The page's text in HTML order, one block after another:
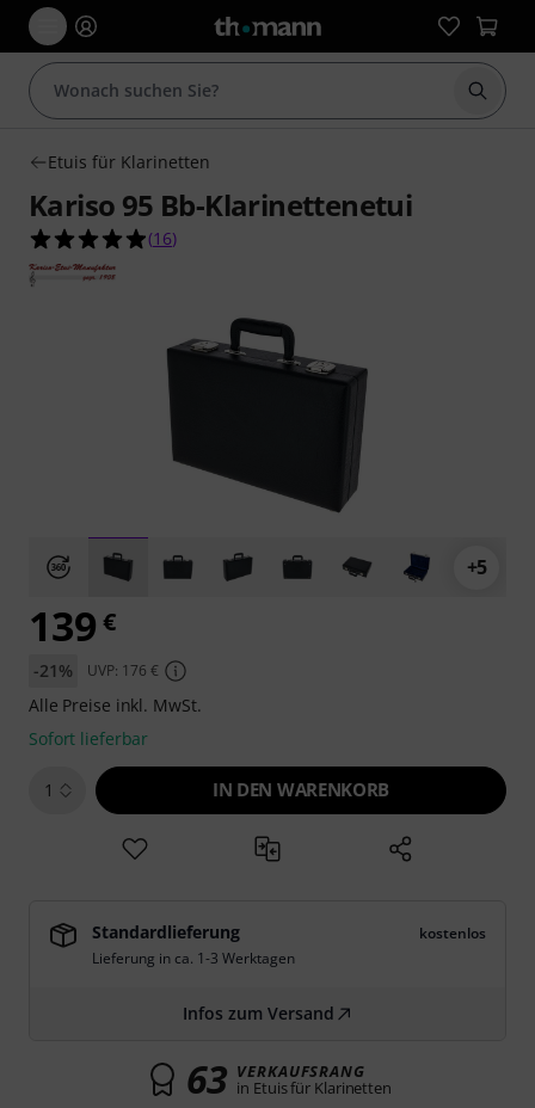
Suche
Etuis für Klarinetten
Kariso 95 Bb-Klarinettenetui
4.9 von 5 Sternen aus 16 Kundenbewertungen
(16)
+5
139 €
-21% UVP: 176 €
Alle Preise inkl. MwSt.
Sofort lieferbar
1 IN DEN WARENKORB
Standardlieferung
kostenlos
Lieferung in ca. 1-3 Werktagen
Infos zum Versand
63 VERKAUFSRANG
in Etuis für Klarinetten